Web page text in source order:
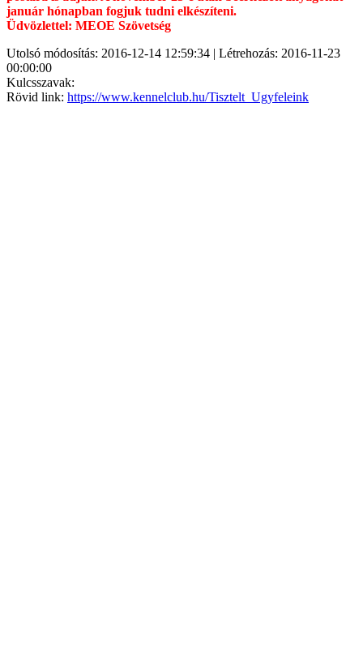
január hónapban fogjuk tudni elkészíteni.
Üdvözlettel: MEOE Szövetség
Utolsó módosítás: 2016-12-14 12:59:34 | Létrehozás: 2016-11-23
00:00:00
Kulcsszavak:
Rövid link: https://www.kennelclub.hu/Tisztelt_Ugyfeleink